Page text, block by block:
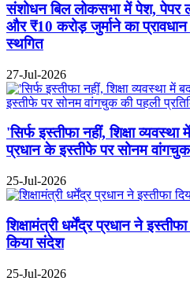
संशोधन बिल लोकसभा में पेश,
और ₹10 करोड़ जुर्माने का
स्थगित
27-Jul-2026
'सिर्फ इस्तीफा नहीं, शिक्षा
प्रधान के इस्तीफे पर सोनम वांगचुक
25-Jul-2026
शिक्षामंत्री धर्मेंद्र प्रधान ने
किया संदेश
25-Jul-2026